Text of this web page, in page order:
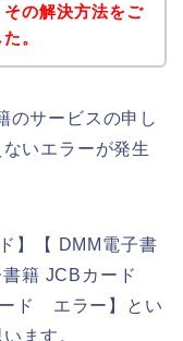
の解決方法をご
。
のサービスの申し
いエラーが発生
】【 DMM電子書
籍 JCBカード
ド エラー】とい
ます。